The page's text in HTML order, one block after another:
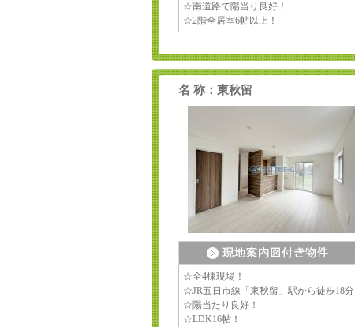
☆南道路で陽当り良好！
☆2階全居室6帖以上！
名 称：東秋留
☆全4棟現場！
☆JR五日市線「東秋留」駅から徒歩18分
☆陽当たり良好！
☆LDK16帖！